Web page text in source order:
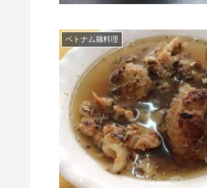
ベトナム麺料理